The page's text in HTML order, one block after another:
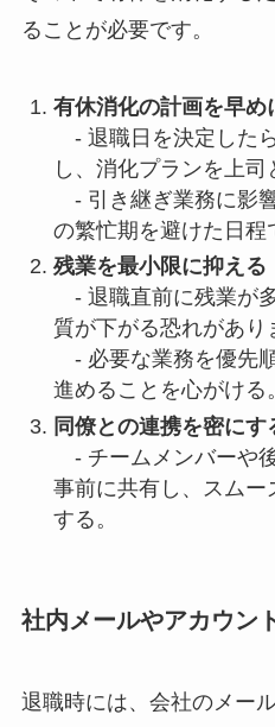
ることが必要です。
有休消化の計画を早め
- 退職日を決定した
し、消化プランを上司
- 引き継ぎ業務に影
の繁忙期を避けた日程
残業を最小限に抑える
- 退職直前に残業が
質が下がる恐れがあり
- 必要な業務を優先
進めることを心がける。
同僚との連携を密にす
- チームメンバーや
事前に共有し、スムー
する。
社内メールやアカウン
退職時には、会社のメー